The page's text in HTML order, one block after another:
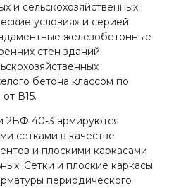
и сельскохозяйственных
условия» и серией
железобетонные
стен зданий
бетона классом по
В15.
2БФ 40-3 армируются
сетками в качестве
и плоскими каркасами
Сетки и пло­ские каркасы
перио­дического